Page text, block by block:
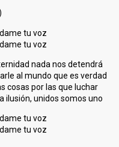
tu voz
tu voz
nada nos detendrá
al mundo que es verdad
cosas por las que luchar
ilusión, unidos somoѕ uno
tu voz
tu voz